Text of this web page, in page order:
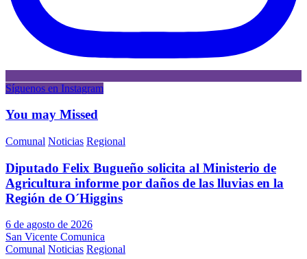
Síguenos en Instagram
You may Missed
Comunal Noticias Regional
Diputado Felix Bugueño solicita al Ministerio de
Agricultura informe por daños de las lluvias en la
Región de O´Higgins
6 de agosto de 2026
San Vicente Comunica
Comunal Noticias Regional